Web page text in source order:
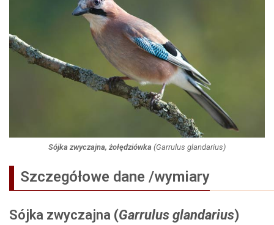
Sójka zwyczajna, żołędziówka (Garrulus glandarius)
Szczegółowe dane /wymiary
Sójka zwyczajna (Garrulus glandarius)